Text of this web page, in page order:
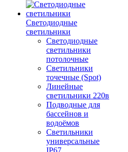
Светодиодные
светильники
Светодиодные
светильники
потолочные
Светильники
точечные (Spot)
Линейные
светильники 220в
Подводные для
бассейнов и
водоёмов
Светильники
универсальные
IP67